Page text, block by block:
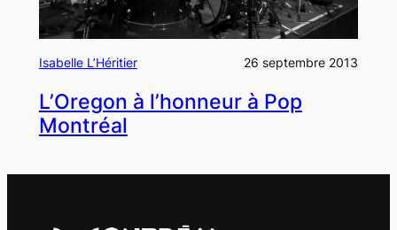
Isabelle L’Héritier 26 septembre 2013
L’Oregon à l’honneur à Pop
Montréal